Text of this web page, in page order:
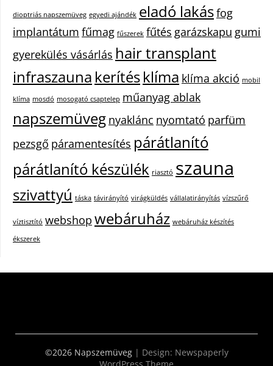
dioptriás napszemüveg egyedi ajándék eladó lakásfog
implantátum fűmag fűszerek fűtés garázskapu gumi
gyerekülés vásárlás hair transplant
infraszauna kerítésklíma klíma akció mobil
klíma mosdó mosogató csaptelep műanyag ablak
napszemüveg nyaklánc nyomtató parfüm
pezsgő páramentesítés párátlanító
párátlanító készülék riasztó szauna
szivattyú táska távirányító virágküldés vállalatirányítás vízszűrő
víztisztító webshop webáruház webáruház készítés
ékszerek
©2026 Napszemüveg | Design: Newspaperly
WordPress Theme